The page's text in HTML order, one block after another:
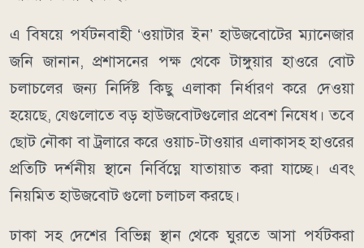
​এ বিষয়ে পর্যটনবাহী ‘ওয়াটার ইন’ হাউজবোটের ম্যানেজার
জনি জানান, প্রশাসনের পক্ষ থেকে টাঙ্গুয়ার হাওরে বোট
চলাচলের জন্য নির্দিষ্ট কিছু এলাকা নির্ধারণ করে দেওয়া
হয়েছে, যেগুলোতে বড় হাউজবোটগুলোর প্রবেশ নিষেধ। তবে
ছোট নৌকা বা ট্রলারে করে ওয়াচ-টাওয়ার এলাকাসহ হাওরের
প্রতিটি দর্শনীয় স্থানে নির্বিঘ্নে যাতায়াত করা যাচ্ছে। এবং
নিয়মিত হাউজবোট গুলো চলাচল করছে।
​ঢাকা সহ দেশের বিভিন্ন স্থান থেকে ঘুরতে আসা পর্যটকরা